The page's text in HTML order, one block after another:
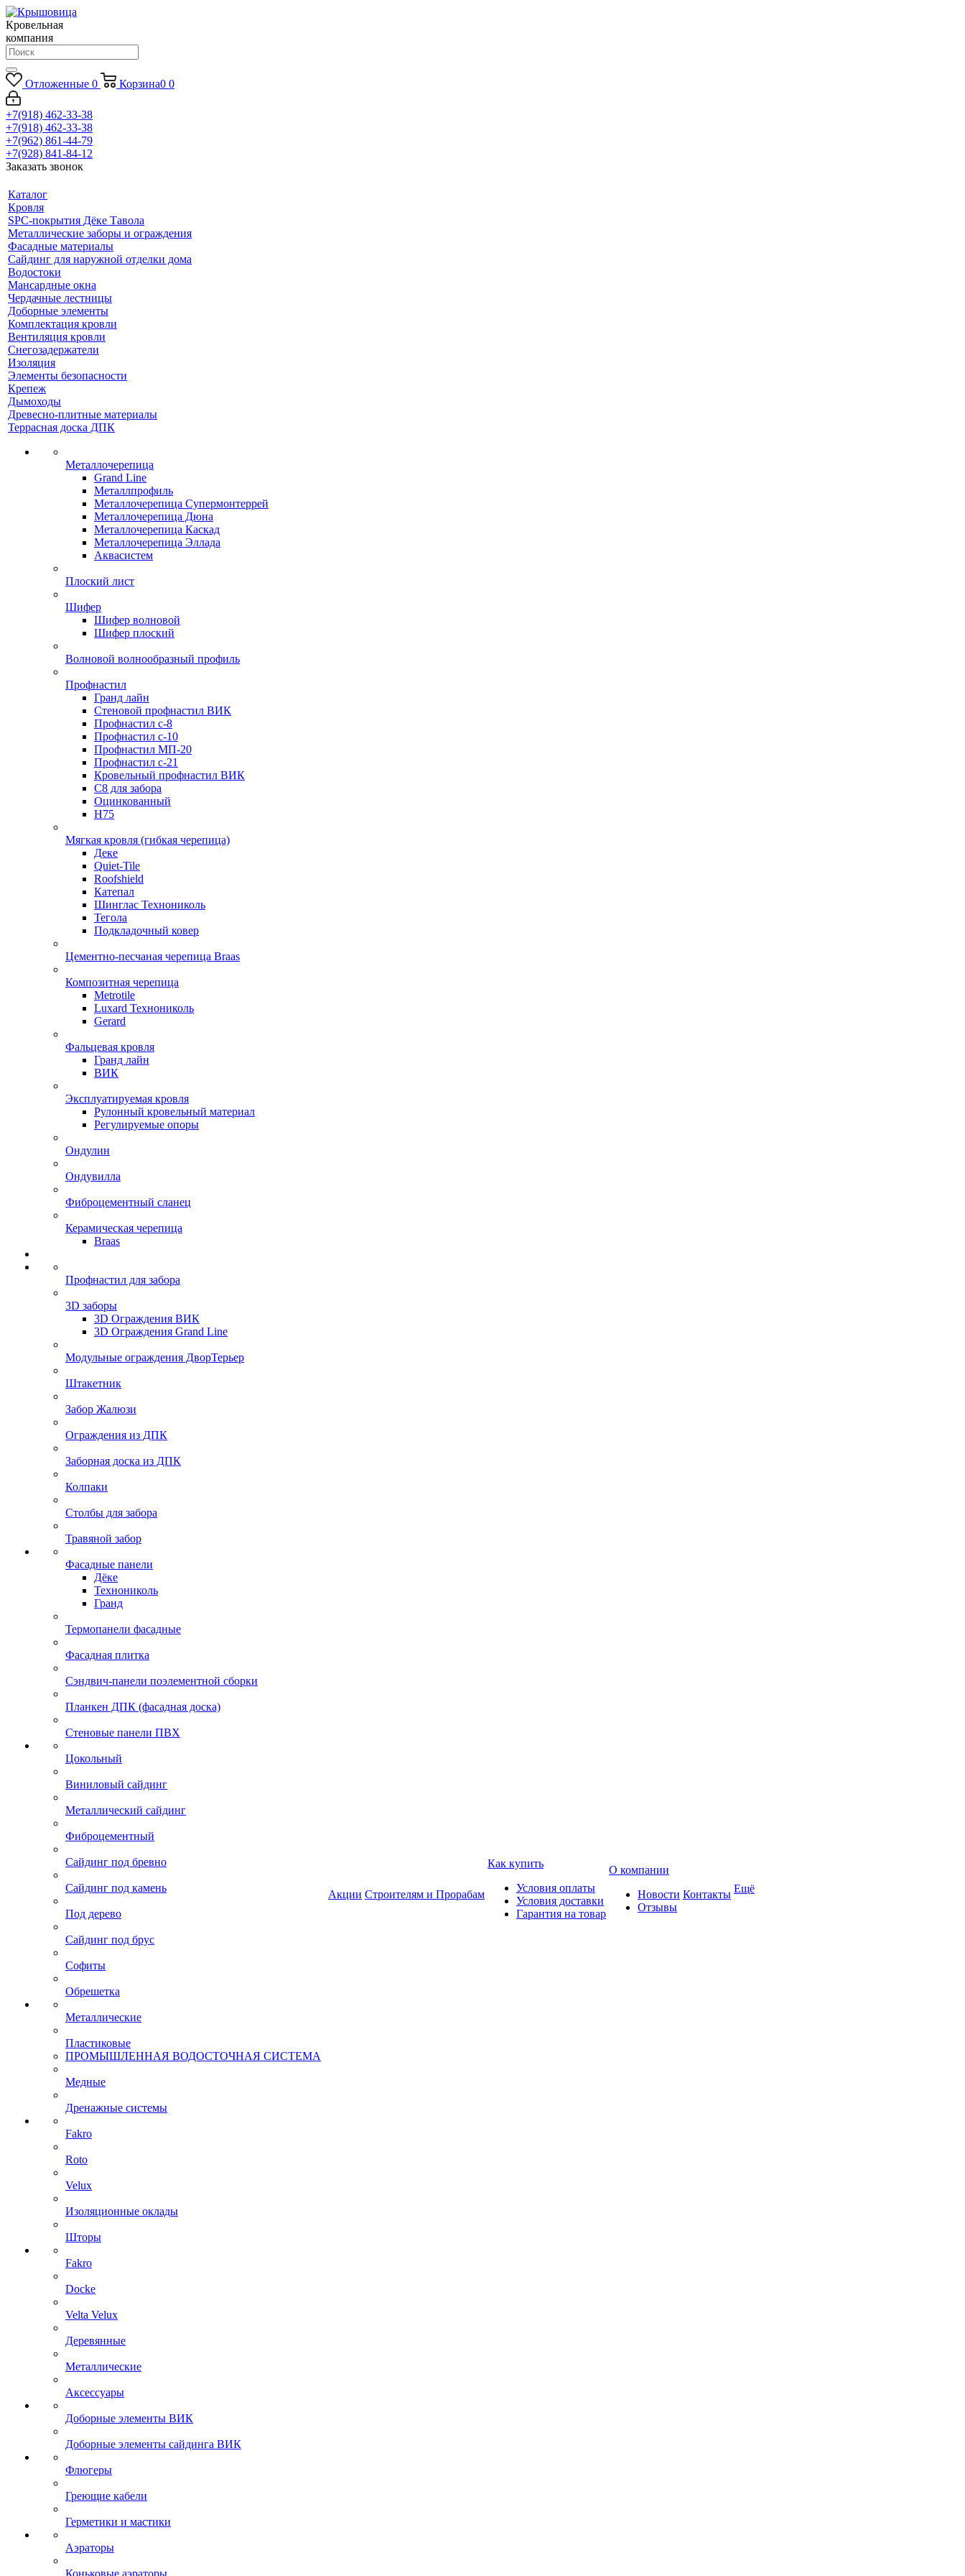
Кровельная
компания
Отложенные 0 Корзина0 0
+7(918) 462-33-38
+7(918) 462-33-38
+7(962) 861-44-79
+7(928) 841-84-12
Заказать звонок
Каталог
Кровля
SPC-покрытия Дёке Тавола
Металлические заборы и ограждения
Фасадные материалы
Сайдинг для наружной отделки дома
Водостоки
Мансардные окна
Чердачные лестницы
Доборные элементы
Комплектация кровли
Вентиляция кровли
Снегозадержатели
Изоляция
Элементы безопасности
Крепеж
Дымоходы
Древесно-плитные материалы
Террасная доска ДПК
Металлочерепица
Grand Line
Металлпрофиль
Металлочерепица Супермонтеррей
Металлочерепица Дюна
Металлочерепица Каскад
Металлочерепица Эллада
Аквасистем
Плоский лист
Шифер
Шифер волновой
Шифер плоский
Волновой волнообразный профиль
Профнастил
Гранд лайн
Стеновой профнастил ВИК
Профнастил с-8
Профнастил с-10
Профнастил МП-20
Профнастил с-21
Кровельный профнастил ВИК
С8 для забора
Оцинкованный
Н75
Мягкая кровля (гибкая черепица)
Деке
Quiet-Tile
Roofshield
Катепал
Шинглас Технониколь
Тегола
Подкладочный ковер
Цементно-песчаная черепица Braas
Композитная черепица
Metrotile
Luxard Технониколь
Gerard
Фальцевая кровля
Гранд лайн
ВИК
Эксплуатируемая кровля
Рулонный кровельный материал
Регулируемые опоры
Ондулин
Ондувилла
Фиброцементный сланец
Керамическая черепица
Braas
Профнастил для забора
3D заборы
3D Ограждения ВИК
3D Ограждения Grand Line
Модульные ограждения ДворТерьер
Штакетник
Забор Жалюзи
Ограждения из ДПК
Заборная доска из ДПК
Колпаки
Столбы для забора
Травяной забор
Фасадные панели
Дёке
Технониколь
Гранд
Термопанели фасадные
Фасадная плитка
Сэндвич-панели поэлементной сборки
Планкен ДПК (фасадная доска)
Стеновые панели ПВХ
Цокольный
Виниловый сайдинг
Металлический сайдинг
Фиброцементный
Сайдинг под бревно
Сайдинг под камень
Под дерево
Сайдинг под брус
Софиты
Обрешетка
Металлические
Пластиковые
ПРОМЫШЛЕННАЯ ВОДОСТОЧНАЯ СИСТЕМА
Медные
Дренажные системы
Fakro
Roto
Velux
Изоляционные оклады
Шторы
Fakro
Docke
Velta Velux
Деревянные
Металлические
Аксессуары
Доборные элементы ВИК
Доборные элементы сайдинга ВИК
Флюгеры
Греющие кабели
Герметики и мастики
Аэраторы
Коньковые аэраторы
Акции Строителям и Прорабам
Как купить
Условия оплаты
Условия доставки
Гарантия на товар
О компании
Новости
Отзывы
Контакты Ещё